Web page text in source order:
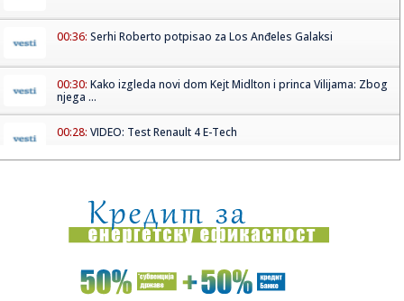
00:36: Serhi Roberto potpisao za Los Anđeles Galaksi
00:30: Kako izgleda novi dom Kejt Midlton i princa Vilijama: Zbog
njega ...
00:28: VIDEO: Test Renault 4 E-Tech
00:24:Džeko u centru spektakla: Šalke okupio više hiljada navijača
00:24:Bez golova u Hercegovini: Široki i Sloga, Sarajevo i Radnik
remi...